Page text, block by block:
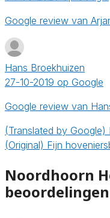
Google review van
Hans Broekhuizen
27-10-2019 op Google
Google review van
(Translated by
(Original) Fijn
Noordhoorn
beoordelingen